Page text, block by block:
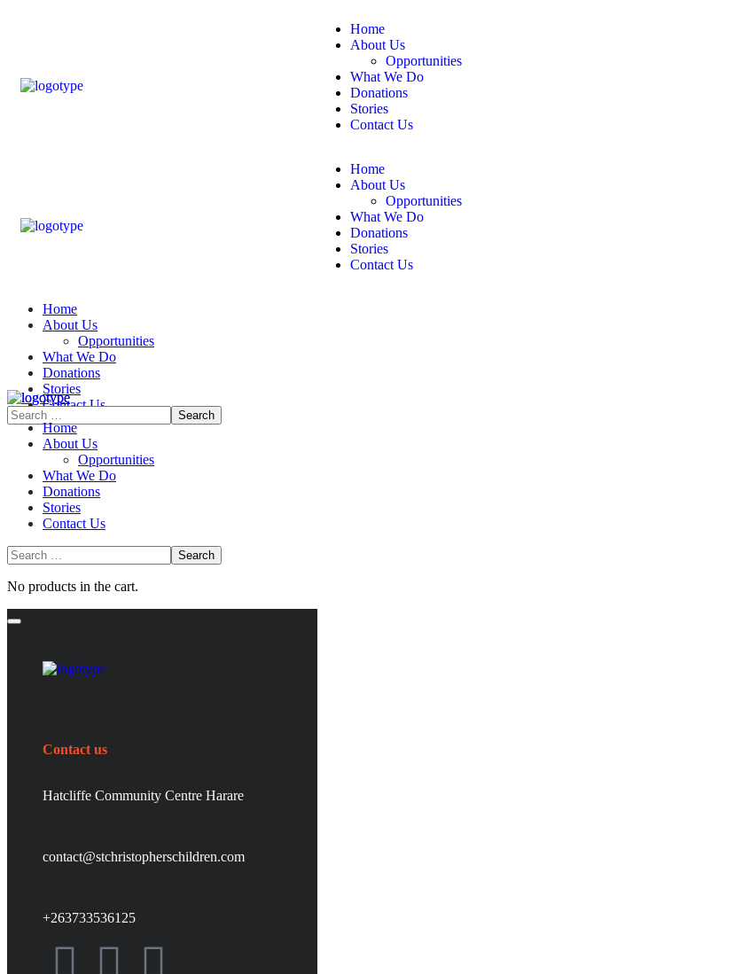
Home
About Us
Opportunities
What We Do
Donations
Stories
Contact Us
Home
About Us
Opportunities
What We Do
Donations
Stories
Contact Us
Home
About Us
Opportunities
What We Do
Donations
Stories
Contact Us
Home
About Us
Opportunities
What We Do
Donations
Stories
Contact Us
No products in the cart.
Contact us
Hatcliffe Community Centre Harare
contact@stchristopherschildren.com
+263733536125